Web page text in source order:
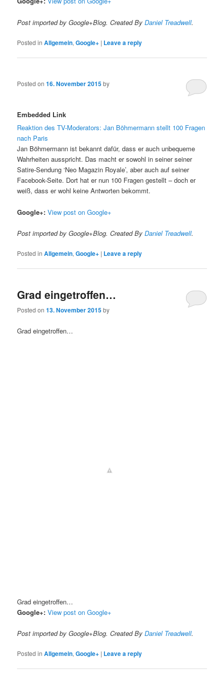
Post imported by Google+Blog. Created ByDaniel Treadwell.
Posted in Allgemein,Google+ | Leave a reply
Posted on16. November 2015by
Embedded Link
Reaktion des TV-Moderators: Jan Böhmermann stellt 100 Fragen
nach Paris
Jan Böhmermann ist bekannt dafür, dass er auch unbequeme
Wahrheiten ausspricht. Das macht er sowohl in seiner seiner
Satire-Sendung ‘Neo Magazin Royale’, aber auch auf seiner
Facebook-Seite. Dort hat er nun 100 Fragen gestellt – doch er
weiß, dass er wohl keine Antworten bekommt.
Google+: View post on Google+
Post imported by Google+Blog. Created ByDaniel Treadwell.
Posted in Allgemein,Google+ | Leave a reply
Grad eingetroffen…
Posted on13. November 2015by
Grad eingetroffen…
Grad eingetroffen…
Google+: View post on Google+
Post imported by Google+Blog. Created ByDaniel Treadwell.
Posted in Allgemein,Google+ | Leave a reply